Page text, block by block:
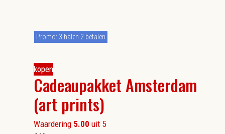
kopen
Cadeaupakket Amsterdam
(art prints)
Waardering 5.00 uit 5
Promo: 3 halen 2 betalen